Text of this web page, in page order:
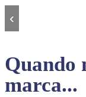
‹
Quando
marca...